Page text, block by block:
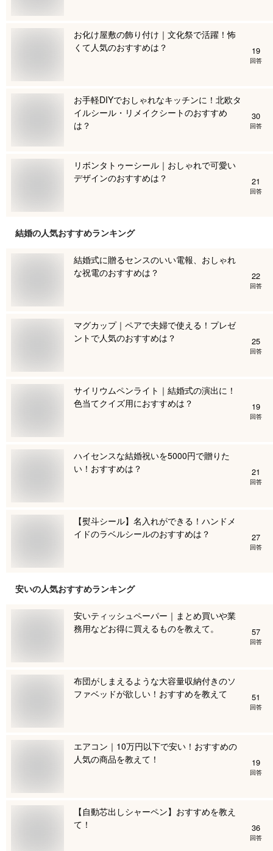
お化け屋敷の飾り付け｜文化祭で活躍！怖
くて人気のおすすめは？
19
回答
お手軽DIYでおしゃれなキッチンに！北欧タ
イルシール・リメイクシートのおすすめ
は？
30
回答
リボンタトゥーシール｜おしゃれで可愛い
デザインのおすすめは？
21
回答
結婚の人気おすすめランキング
結婚式に贈るセンスのいい電報、おしゃれ
な祝電のおすすめは？
22
回答
マグカップ｜ペアで夫婦で使える！プレゼ
ントで人気のおすすめは？
25
回答
サイリウムペンライト｜結婚式の演出に！
色当てクイズ用におすすめは？
19
回答
ハイセンスな結婚祝いを5000円で贈りた
い！おすすめは？
21
回答
【熨斗シール】名入れができる！ハンドメ
イドのラベルシールのおすすめは？
27
回答
安いの人気おすすめランキング
安いティッシュペーパー｜まとめ買いや業
務用などお得に買えるものを教えて。
57
回答
布団がしまえるような大容量収納付きのソ
ファベッドが欲しい！おすすめを教えて
51
回答
エアコン｜10万円以下で安い！おすすめの
人気の商品を教えて！
19
回答
【自動芯出しシャーペン】おすすめを教え
て！
36
回答